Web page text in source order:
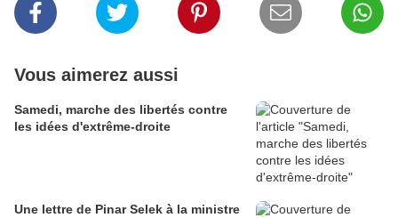
Vous aimerez aussi
Samedi, marche des libertés contre
les idées d'extrême-droite
Une lettre de Pinar Selek à la ministre